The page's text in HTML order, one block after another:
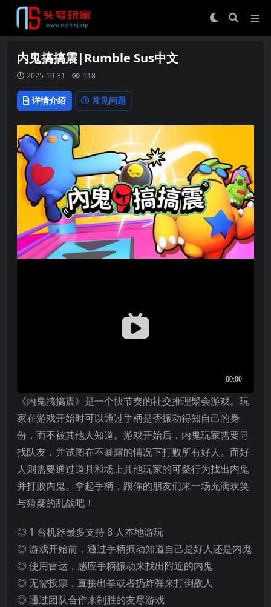
内鬼搞搞震|Rumble Sus中文
2025-10-31 118
详情介绍 常见问题
《内鬼搞搞震》是一个快节奏的社交推理聚会游戏。玩
家在游戏开始时可以通过手柄是否振动得知自己的身
份，而不被其他人知道。游戏开始后，内鬼玩家需要寻
找队友，并试图在不暴露的情况下打败所有好人。而好
人则需要通过道具和场上其他玩家的可疑行为找出内鬼
并打败内鬼。拿起手柄，跟你的朋友们来一场充满欢笑
与猜疑的乱战吧！
◎ 1 台机器最多支持 8 人本地游玩
◎ 游戏开始前，通过手柄振动知道自己是好人还是内鬼
◎ 使用雷达，感应手柄振动来找出附近的内鬼
◎ 无需投票，直接出拳或者扔炸弹来打倒敌人
◎ 通过团队合作来制胜的友尽游戏